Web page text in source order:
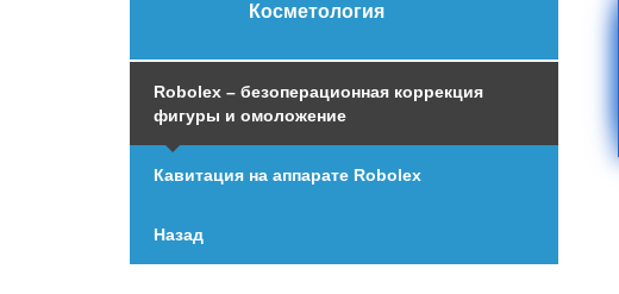
Косметология
Robolex – безоперационная коррекция
фигуры и омоложение
Кавитация на аппарате Robolex
Назад